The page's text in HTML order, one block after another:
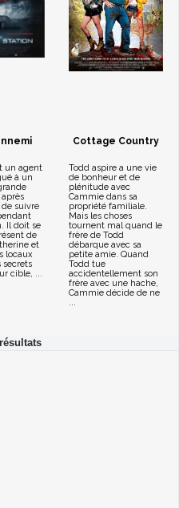
un agent
à un
suivre
Il doit se
de
et
locaux
secrets
cible, ...
Cottage Country
Todd aspire a une vie
de bonheur et de
plénitude avec
Cammie dans sa
propriété familiale.
Mais les choses
tournent mal quand le
frère de Todd
débarque avec sa
petite amie. Quand
Todd tue
accidentellement son
frère avec une hache,
Cammie décide de ne
...